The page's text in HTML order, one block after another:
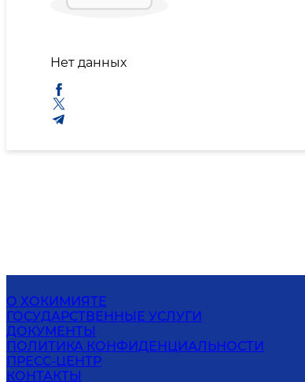
Нет данных
О ХОКИМИЯТЕ
ГОСУДАРСТВЕННЫЕ УСЛУГИ
ДОКУМЕНТЫ
ПОЛИТИКА КОНФИДЕНЦИАЛЬНОСТИ
ПРЕСС-ЦЕНТР
КОНТАКТЫ